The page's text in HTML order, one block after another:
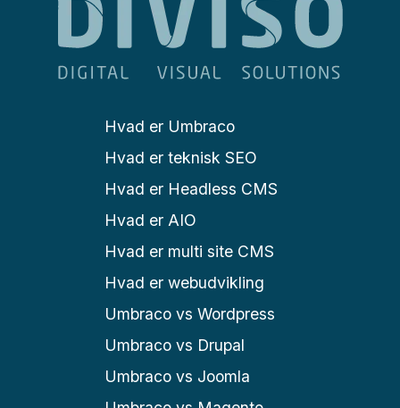
Hvad er Umbraco
Hvad er teknisk SEO
Hvad er Headless CMS
Hvad er AIO
Hvad er multi site CMS
Hvad er webudvikling
Umbraco vs Wordpress
Umbraco vs Drupal
Umbraco vs Joomla